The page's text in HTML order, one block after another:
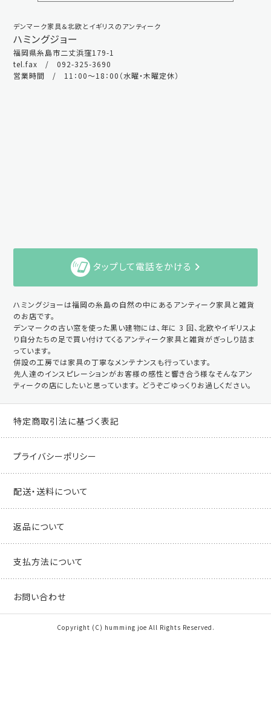
デンマーク家具＆北欧とイギリスのアンティーク
ハミングジョー
福岡県糸島市二丈浜窪179-1
tel.fax / 092-325-3690
営業時間 / 11：00～18：00（水曜・木曜定休）
タップして電話をかける
ハミングジョーは福岡の糸島の自然の中にあるアンティーク家具と雑貨
のお店です。
デンマークの古い窓を使った黒い建物には、年に 3 回、北欧やイギリスよ
り自分たちの足で買い付けてくるアンティーク家具と雑貨がぎっしり詰ま
っています。
併設の工房では家具の丁寧なメンテナンスも行っています。
先人達のインスピレーションがお客様の感性と響き合う様なそんなアン
ティークの店にしたいと思っています。 どうぞごゆっくりお過しください。
特定商取引法に基づく表記
プライバシーポリシー
配送・送料について
返品について
支払方法について
お問い合わせ
Copyright (C) humming joe All Rights Reserved.